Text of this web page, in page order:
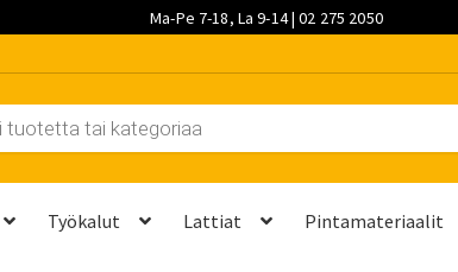
Ma-Pe 7-18, La 9-14 | 02 275 2050
Työkalut Lattiat Pintamateriaalit